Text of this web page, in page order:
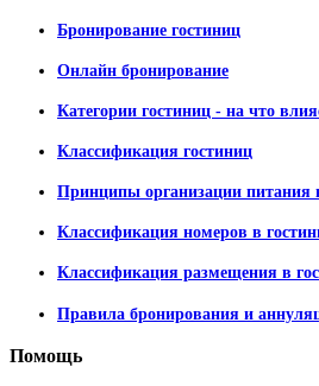
Бронирование гостиниц
Онлайн бронирование
Категории гостиниц - на что
Классификация гостиниц
Принципы организации питания
Классификация номеров в
Классификация размещения в
Правила бронирования и
Помощь